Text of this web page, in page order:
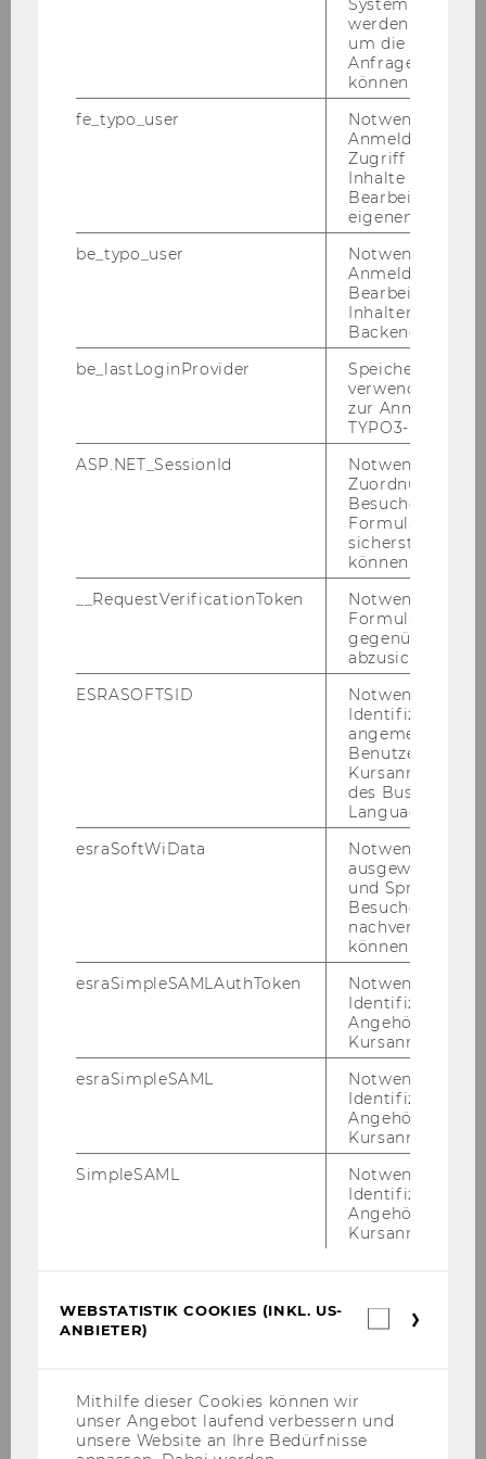
_______________________________________________
Arbeitsschwerpunkte
Services für Mitarbeiter*innen
ÖFFNUNGSZEITEN WÄHREND DES
System
werden.
um die Antwort
Anfrage
können.
fe_typo_user
Notwendig für
Anmeldung und
Zugriff auf
Inhalte oder zur
Bearbeitung des
eigenen Profils.
be_typo_user
Notwendig für
Anmeldung und
Bearbeitung von
Inhalten im
Backend.
be_lastLoginProvider
Speichert die
verwendete
zur Anmeldung
TYPO3-Backend.
ASP.NET_SessionId
Notwendig, um
Zuordnung von
Besucher zu
sicherstellen zu
können.
__RequestVerificationToken
Notwendig, um
gegenüber
abzusichern.
ESRASOFTSID
Notwendig zur
Identifizierung
angemeldeten
Benutzers im
des Business
Language
esraSoftWiData
Notwendig um
ausgewählte
und
Besuchers
nachverfolgen
können.
esraSimpleSAMLAuthToken
Notwendig zur
Identifizierung
Angehörige/r für
Kursanmeldung.
esraSimpleSAML
Notwendig zur
Identifizierung
Angehörige/r für
Kursanmeldung.
SimpleSAML
Notwendig zur
Identifizierung
Angehörige/r für
Kursanmeldung.
WEBSTATISTIK COOKIES (INKL. US-
ANBIETER)
Mithilfe dieser Cookies können wir
unser Angebot laufend verbessern und
unsere Website an Ihre Bedürfnisse